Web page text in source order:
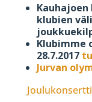
klubien
Klubimme
28.7.2017
Jurvan